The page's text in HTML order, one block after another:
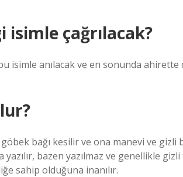
çağrılacak?
isimle anılacak ve en sonunda ahirette
bağı kesilir ve ona manevi ve gizli
bazen yazılmaz ve genellikle
sahip olduğuna inanılır.